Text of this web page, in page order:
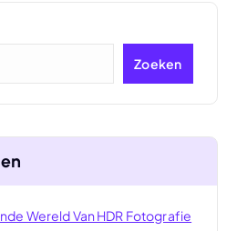
Zoeken
Wereld Van HDR Fotografie